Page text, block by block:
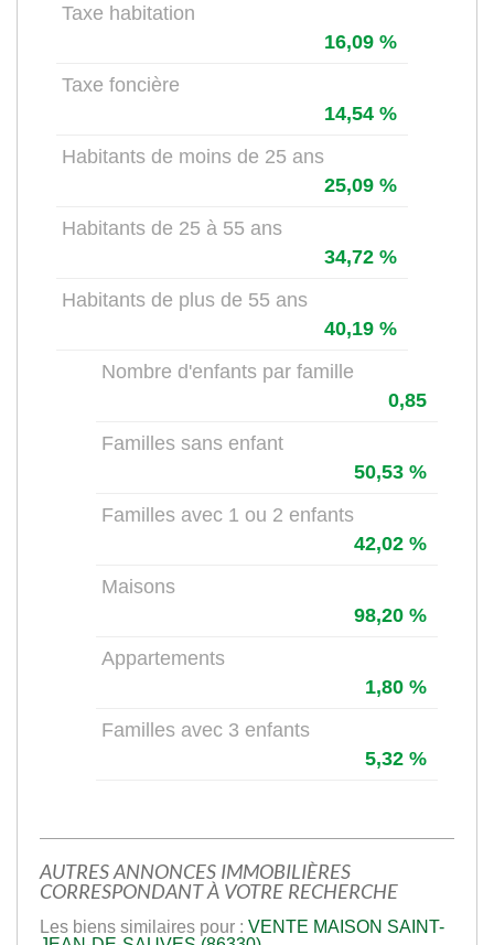
Taxe habitation
16,09 %
Taxe foncière
14,54 %
Habitants de moins de 25 ans
25,09 %
Habitants de 25 à 55 ans
34,72 %
Habitants de plus de 55 ans
40,19 %
Nombre d'enfants par famille
0,85
Familles sans enfant
50,53 %
Familles avec 1 ou 2 enfants
42,02 %
Maisons
98,20 %
Appartements
1,80 %
Familles avec 3 enfants
5,32 %
AUTRES ANNONCES IMMOBILIÈRES
CORRESPONDANT À VOTRE RECHERCHE
Les biens similaires pour : VENTE MAISON SAINT-